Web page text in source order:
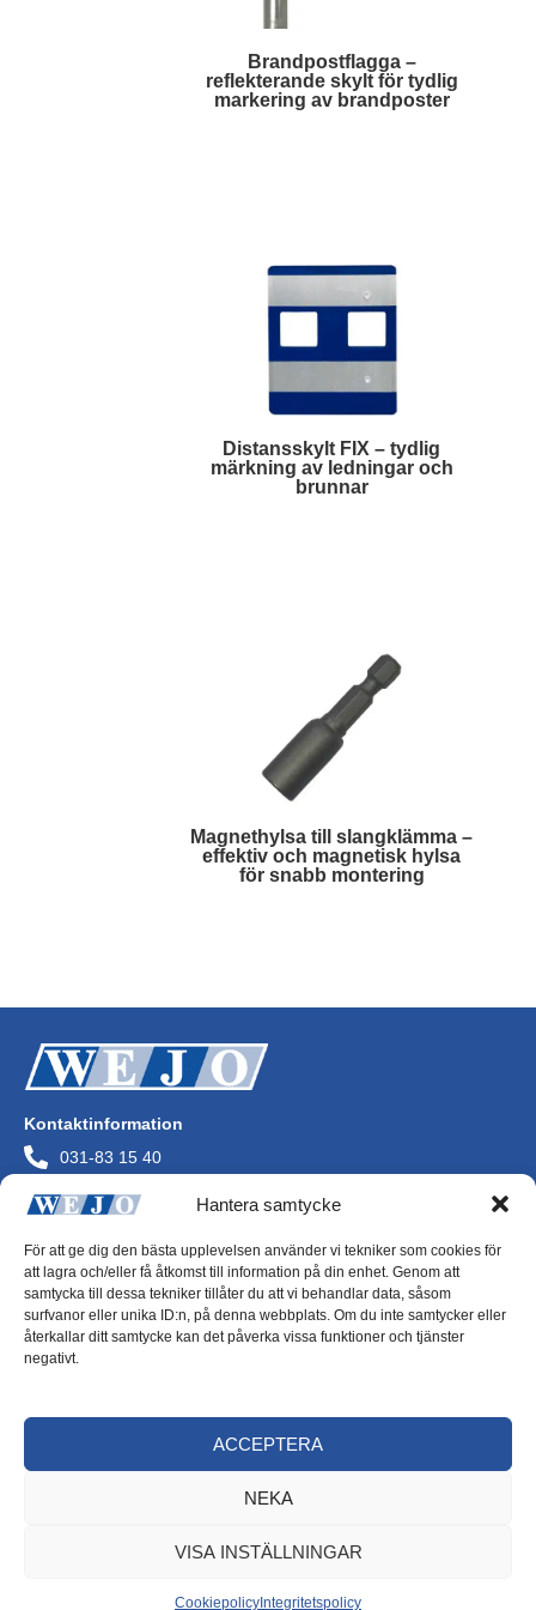
Hantera samtycke
För att ge dig den bästa upplevelsen använder vi tekniker som cookies för
att lagra och/eller få åtkomst till information på din enhet. Genom att
samtycka till dessa tekniker tillåter du att vi behandlar data, såsom
surfvanor eller unika ID:n, på denna webbplats. Om du inte samtycker eller
återkallar ditt samtycke kan det påverka vissa funktioner och tjänster
negativt.
ACCEPTERA
NEKA
VISA INSTÄLLNINGAR
Cookiepolicy Integritetspolicy
Brandpostflagga –
reflekterande skylt för tydlig
markering av brandposter
Distansskylt FIX – tydlig
märkning av ledningar och
brunnar
Magnethylsa till slangklämma –
effektiv och magnetisk hylsa
för snabb montering
Kontaktinformation
031-83 15 40
info@wejo.se
Askims Verkstadsväg
436 34 Askim
Org.nr 556072-0244
Integritetspolicy
Cookiepolicy